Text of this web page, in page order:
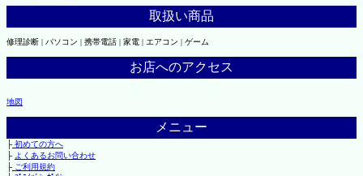
取扱い商品
修理診断 | パソコン | 携帯電話 | 家電 | エアコン | ゲーム
お店へのアクセス
地図
メニュー
├初めての方へ
├ よくあるお問い合わせ
├ご利用規約